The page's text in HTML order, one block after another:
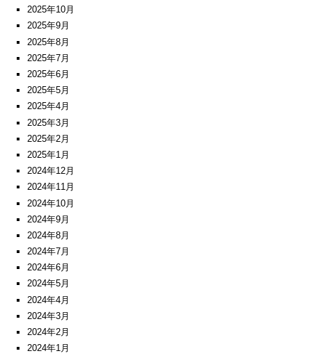
2025年10月
2025年9月
2025年8月
2025年7月
2025年6月
2025年5月
2025年4月
2025年3月
2025年2月
2025年1月
2024年12月
2024年11月
2024年10月
2024年9月
2024年8月
2024年7月
2024年6月
2024年5月
2024年4月
2024年3月
2024年2月
2024年1月